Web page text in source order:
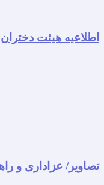
اطلاعیه هیئت
تصاویر/ عزاداری و